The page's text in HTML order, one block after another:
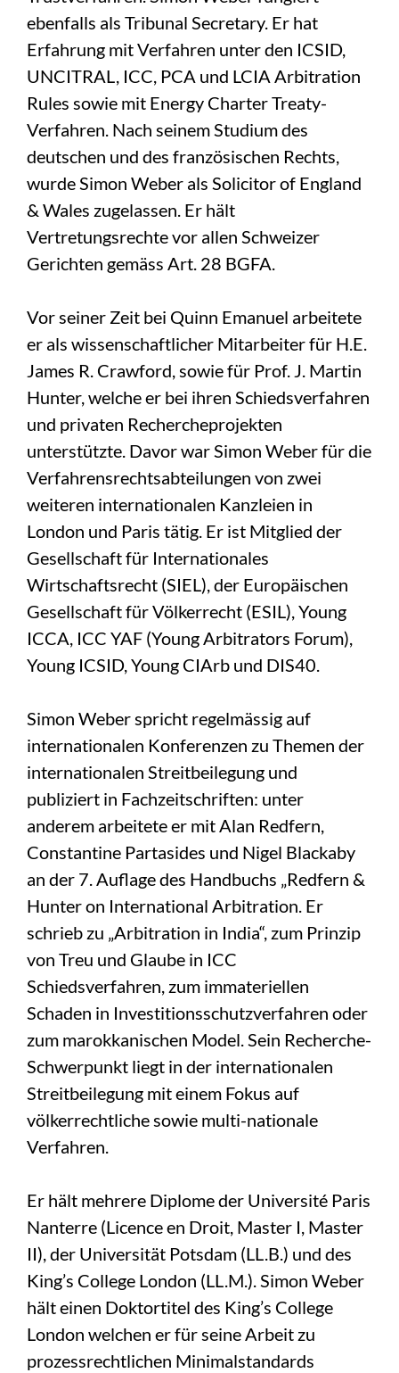
ebenfalls als Tribunal Secretary. Er hat
Erfahrung mit Verfahren unter den ICSID,
UNCITRAL, ICC, PCA und LCIA Arbitration
Rules sowie mit Energy Charter Treaty-
Verfahren. Nach seinem Studium des
deutschen und des französischen Rechts,
wurde Simon Weber als Solicitor of England
& Wales zugelassen. Er hält
Vertretungsrechte vor allen Schweizer
Gerichten gemäss Art. 28 BGFA.
Vor seiner Zeit bei Quinn Emanuel arbeitete
er als wissenschaftlicher Mitarbeiter für H.E.
James R. Crawford, sowie für Prof. J. Martin
Hunter, welche er bei ihren Schiedsverfahren
und privaten Rechercheprojekten
unterstützte. Davor war Simon Weber für die
Verfahrensrechtsabteilungen von zwei
weiteren internationalen Kanzleien in
London und Paris tätig. Er ist Mitglied der
Gesellschaft für Internationales
Wirtschaftsrecht (SIEL), der Europäischen
Gesellschaft für Völkerrecht (ESIL), Young
ICCA, ICC YAF (Young Arbitrators Forum),
Young ICSID, Young CIArb und DIS40.
Simon Weber spricht regelmässig auf
internationalen Konferenzen zu Themen der
internationalen Streitbeilegung und
publiziert in Fachzeitschriften: unter
anderem arbeitete er mit Alan Redfern,
Constantine Partasides und Nigel Blackaby
an der 7. Auflage des Handbuchs „Redfern &
Hunter on International Arbitration. Er
schrieb zu „Arbitration in India“, zum Prinzip
von Treu und Glaube in ICC
Schiedsverfahren, zum immateriellen
Schaden in Investitionsschutzverfahren oder
zum marokkanischen Model. Sein Recherche-
Schwerpunkt liegt in der internationalen
Streitbeilegung mit einem Fokus auf
völkerrechtliche sowie multi-nationale
Verfahren.
Er hält mehrere Diplome der Université Paris
Nanterre (Licence en Droit, Master I, Master
II), der Universität Potsdam (LL.B.) und des
King’s College London (LL.M.). Simon Weber
hält einen Doktortitel des King’s College
London welchen er für seine Arbeit zu
prozessrechtlichen Minimalstandards